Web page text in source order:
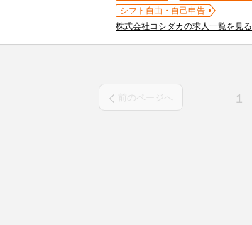
シフト自由・自己申告
株式会社コシダカの求人一覧を見る
前のページへ 1